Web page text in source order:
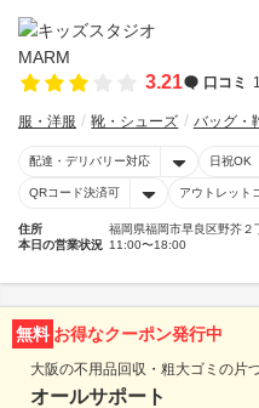
3.21 口コミ
服・洋服 靴・シューズ バッグ・
配達・デリバリー対応 日祝OK
QRコード決済可 アウトレット
住所
福岡県福岡市早良区野芥２
本日の営業状況 11:00〜18:00
無料 お得なクーポン発行中
大阪の不用品回収・粗大ゴミの片
オールサポート